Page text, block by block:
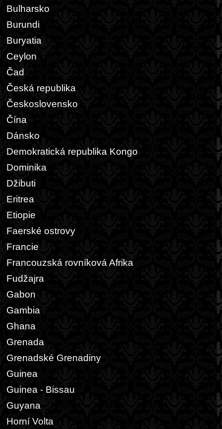
Bulharsko
Burundi
Buryatia
Ceylon
Čad
Česká republika
Československo
Čína
Dánsko
Demokratická republika Kongo
Dominika
Džibuti
Eritrea
Etiopie
Faerské ostrovy
Francie
Francouzská rovníková Afrika
Fudžajra
Gabon
Gambia
Ghana
Grenada
Grenadské Grenadiny
Guinea
Guinea - Bissau
Guyana
Horní Volta